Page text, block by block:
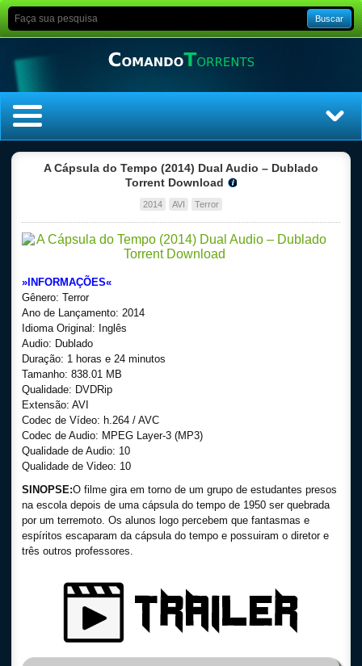
Buscar
Top Séries
A Cápsula do Tempo (2014) Dual Audio – Dublado
Torrent Download
2014 AVI Terror
»INFORMAÇÕES«
Gênero: Terror
Ano de Lançamento: 2014
Idioma Original: Inglês
Audio: Dublado
Duração: 1 horas e 24 minutos
Tamanho: 838.01 MB
Qualidade: DVDRip
Extensão: AVI
Codec de Vídeo: h.264 / AVC
Codec de Audio: MPEG Layer-3 (MP3)
Qualidade de Audio: 10
Qualidade de Video: 10
SINOPSE:O filme gira em torno de um grupo de estudantes presos
na escola depois de uma cápsula do tempo de 1950 ser quebrada
por um terremoto. Os alunos logo percebem que fantasmas e
espíritos escaparam da cápsula do tempo e possuiram o diretor e
três outros professores.